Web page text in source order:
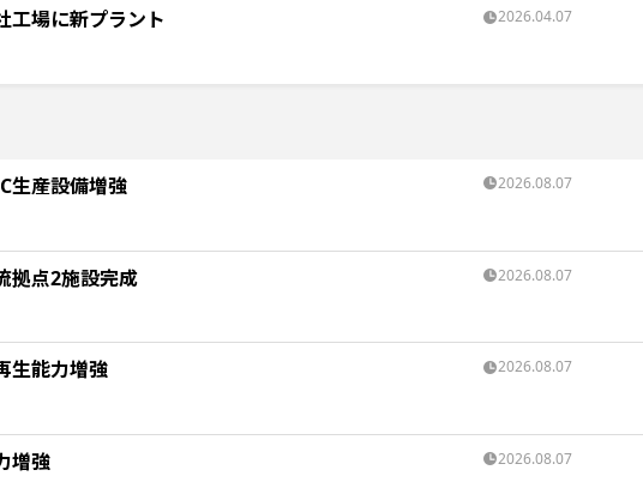
工場に新プラント 2026.04.07
生産設備増強 2026.08.07
拠点2施設完成 2026.08.07
生能力増強 2026.08.07
増強 2026.08.07